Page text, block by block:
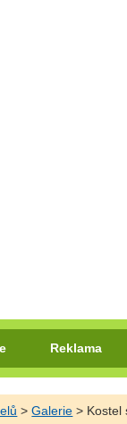
Reklama
>Galerie > Kostel